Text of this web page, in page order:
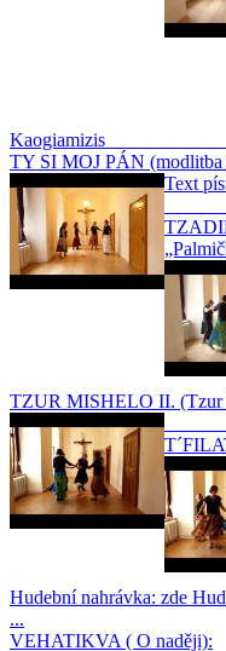
TY SI MOJ PÁN (modlitba
Text
…
TZUR MISHELO II. (Tzur
Hudební nahrávka:
...
VEHATIKVA ( O naději):